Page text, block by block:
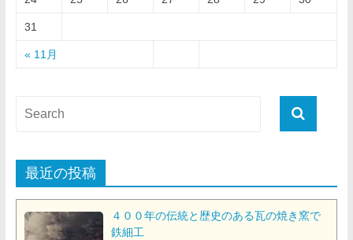
« 11月
31
最近の投稿
４００年の伝統と歴史のある瓦の焼き窯で
鉄細工